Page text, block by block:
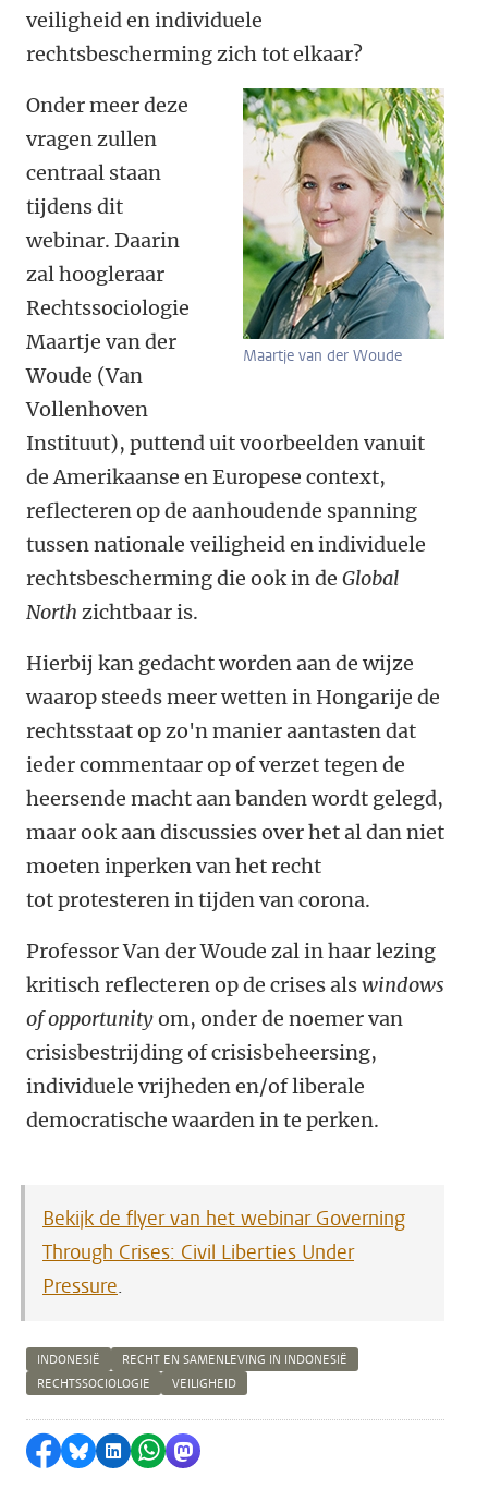
veiligheid en individuele
rechtsbescherming zich tot elkaar?
Maartje van der Woude
Onder meer deze
vragen zullen
centraal staan
tijdens dit
webinar. Daarin
zal hoogleraar
Rechtssociologie
Maartje van der
Woude (Van
Vollenhoven
Instituut), puttend uit voorbeelden vanuit
de Amerikaanse en Europese context,
reflecteren op de aanhoudende spanning
tussen nationale veiligheid en individuele
rechtsbescherming die ook in de Global
North zichtbaar is.
Hierbij kan gedacht worden aan de wijze
waarop steeds meer wetten in Hongarije de
rechtsstaat op zo'n manier aantasten dat
ieder commentaar op of verzet tegen de
heersende macht aan banden wordt gelegd,
maar ook aan discussies over het al dan niet
moeten inperken van het recht
tot protesteren in tijden van corona.
Professor Van der Woude zal in haar lezing
kritisch reflecteren op de crises alswindows
of opportunityom, onder de noemer van
crisisbestrijding of crisisbeheersing,
individuele vrijheden en/of liberale
democratische waarden in te perken.
Bekijk de flyer van het webinar Governing
Through Crises: Civil Liberties Under
Pressure.
INDONESIË
RECHT EN SAMENLEVING IN INDONESIË
RECHTSSOCIOLOGIE
VEILIGHEID
Delen op Facebook
Delen via Bluesky
Delen op LinkedIn
Delen via WhatsApp
Delen via Mastodon